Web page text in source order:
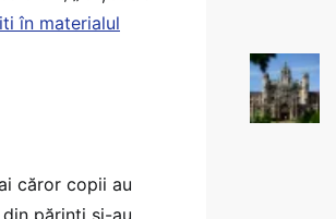
în materialul
căror copii au
părinți și-au